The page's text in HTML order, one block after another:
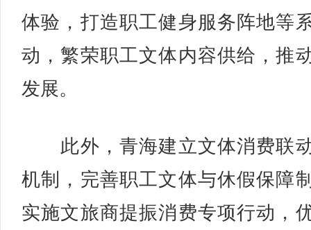
体验，打造职工健身服务阵地等
动，繁荣职工文体内容供给，推
发展。
此外，青海建立文体消费联
机制，完善职工文体与休假保障
实施文旅商提振消费专项行动，